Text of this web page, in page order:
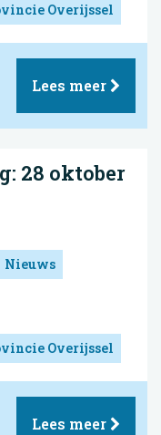
Overijssel
Lees meer
28 oktober
Nieuws
Overijssel
Lees meer